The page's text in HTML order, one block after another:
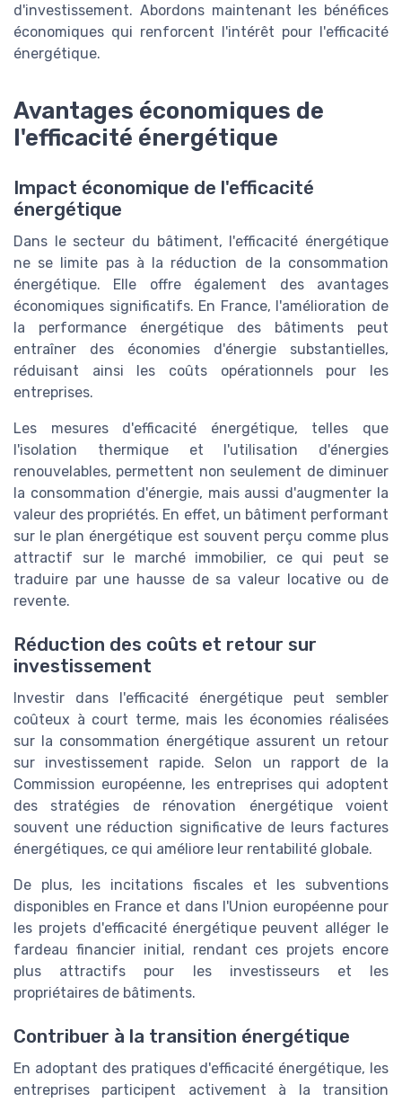
d'investissement. Abordons maintenant les bénéfices
économiques qui renforcent l'intérêt pour l'efficacité
énergétique.
Avantages économiques de
l'efficacité énergétique
Impact économique de l'efficacité
énergétique
Dans le secteur du bâtiment, l'efficacité énergétique
ne se limite pas à la réduction de la consommation
énergétique. Elle offre également des avantages
économiques significatifs. En France, l'amélioration de
la performance énergétique des bâtiments peut
entraîner des économies d'énergie substantielles,
réduisant ainsi les coûts opérationnels pour les
entreprises.
Les mesures d'efficacité énergétique, telles que
l'isolation thermique et l'utilisation d'énergies
renouvelables, permettent non seulement de diminuer
la consommation d'énergie, mais aussi d'augmenter la
valeur des propriétés. En effet, un bâtiment performant
sur le plan énergétique est souvent perçu comme plus
attractif sur le marché immobilier, ce qui peut se
traduire par une hausse de sa valeur locative ou de
revente.
Réduction des coûts et retour sur
investissement
Investir dans l'efficacité énergétique peut sembler
coûteux à court terme, mais les économies réalisées
sur la consommation énergétique assurent un retour
sur investissement rapide. Selon un rapport de la
Commission européenne, les entreprises qui adoptent
des stratégies de rénovation énergétique voient
souvent une réduction significative de leurs factures
énergétiques, ce qui améliore leur rentabilité globale.
De plus, les incitations fiscales et les subventions
disponibles en France et dans l'Union européenne pour
les projets d'efficacité énergétique peuvent alléger le
fardeau financier initial, rendant ces projets encore
plus attractifs pour les investisseurs et les
propriétaires de bâtiments.
Contribuer à la transition énergétique
En adoptant des pratiques d'efficacité énergétique, les
entreprises participent activement à la transition